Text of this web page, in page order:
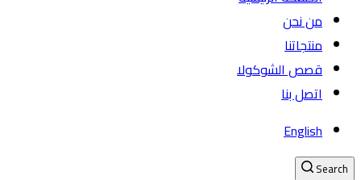
من نحن
منتجاتنا
قصص الشوكولا
اتصل بنا
English
Search